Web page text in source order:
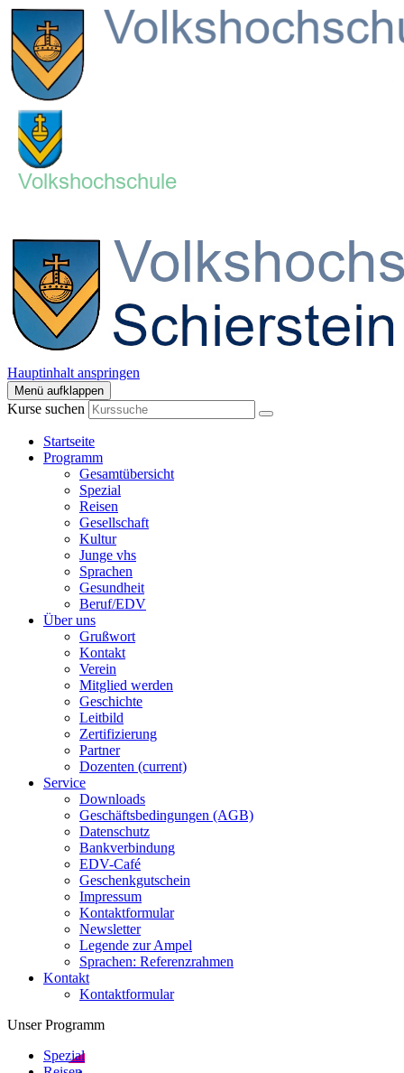
Hauptinhalt anspringen
Menü aufklappen
Kurse suchen
Startseite
Programm
Gesamtübersicht
Spezial
Reisen
Gesellschaft
Kultur
Junge vhs
Sprachen
Gesundheit
Beruf/EDV
Über uns
Grußwort
Kontakt
Verein
Mitglied werden
Geschichte
Leitbild
Zertifizierung
Partner
Dozenten (current)
Service
Downloads
Geschäftsbedingungen (AGB)
Datenschutz
Bankverbindung
EDV-Café
Geschenkgutschein
Impressum
Kontaktformular
Newsletter
Legende zur Ampel
Sprachen: Referenzrahmen
Kontakt
Kontaktformular
Unser Programm
Spezial